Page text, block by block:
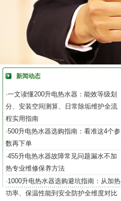
新闻动态
·一文读懂200升电热水器：能效等级划
分、安装空间测算、日常除垢维护全流
程实用指南
·500升电热水器选购指南：看准这4个参
数再下单
·455升电热水器故障常见问题漏水不加
热专业维修保养方法
·1000升电热水器选购避坑指南：从加热
功率、保温性能到安全防护全维度对比